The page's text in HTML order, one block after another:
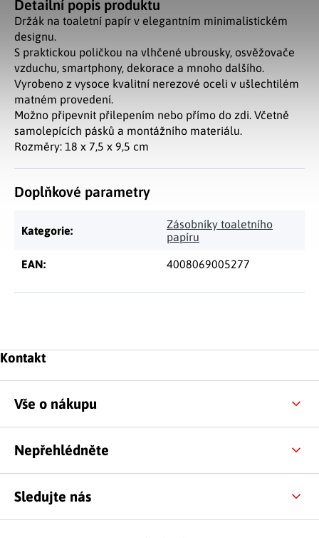
Detailní popis produktu
Držák na toaletní papír v elegantním minimalistickém
designu.
S praktickou poličkou na vlhčené ubrousky, osvěžovače
vzduchu, smartphony, dekorace a mnoho dalšího.
Vyrobeno z vysoce kvalitní nerezové oceli v ušlechtilém
matném provedení.
Možno připevnit přilepením nebo přímo do zdi. Včetně
samolepících pásků a montážního materiálu.
Rozměry: 18 x 7,5 x 9,5 cm
Doplňkové parametry
Kategorie:
Zásobníky toaletního
papíru
EAN: 4008069005277
Zápatí
Kontakt
Vše o nákupu
Nepřehlédněte
Sledujte nás